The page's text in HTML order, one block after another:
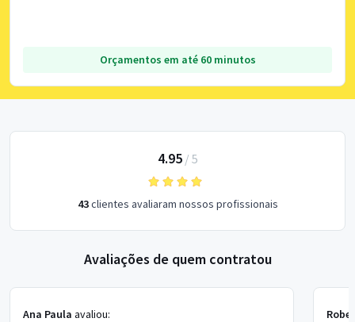
Orçamentos em até 60 minutos
4.95/ 5
43clientes avaliaram nossos profissionais
Avaliações de quem contratou
Ana Paula avaliou: